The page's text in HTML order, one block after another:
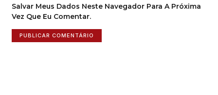
Salvar Meus Dados Neste Navegador Para A Próxima
Vez Que Eu Comentar.